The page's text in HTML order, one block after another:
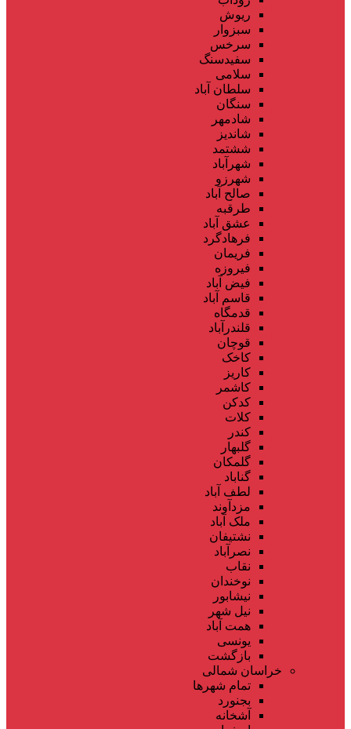
ریوش
سبزوار
سرخس
سفیدسنگ
سلامی
سلطان آباد
سنگان
شادمهر
شاندیز
ششتمد
شهرآباد
شهرزو
صالح آباد
طرقبه
عشق آباد
فرهادگرد
فریمان
فیروزه
فیض آباد
قاسم آباد
قدمگاه
قلندرآباد
قوچان
کاخک
کاریز
کاشمر
کدکن
کلات
کندر
گلبهار
گلمکان
گناباد
لطف آباد
مزدآوند
ملک آباد
نشتیفان
نصرآباد
نقاب
نوخندان
نیشابور
نیل شهر
همت آباد
یونسی
بازگشت
خراسان شمالی
تمام شهر‌ها
بجنورد
آشخانه